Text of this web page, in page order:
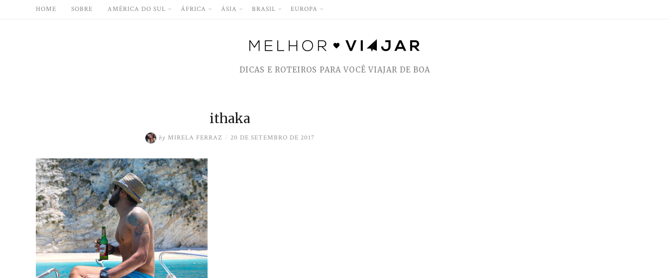
HOME SOBRE AMÉRICA DO SUL ÁFRICA ÁSIA BRASIL EUROPA
DICAS E ROTEIROS PARA VOCÊ VIAJAR DE BOA
ithaka
by MIRELA FERRAZ / 20 DE SETEMBRO DE 2017